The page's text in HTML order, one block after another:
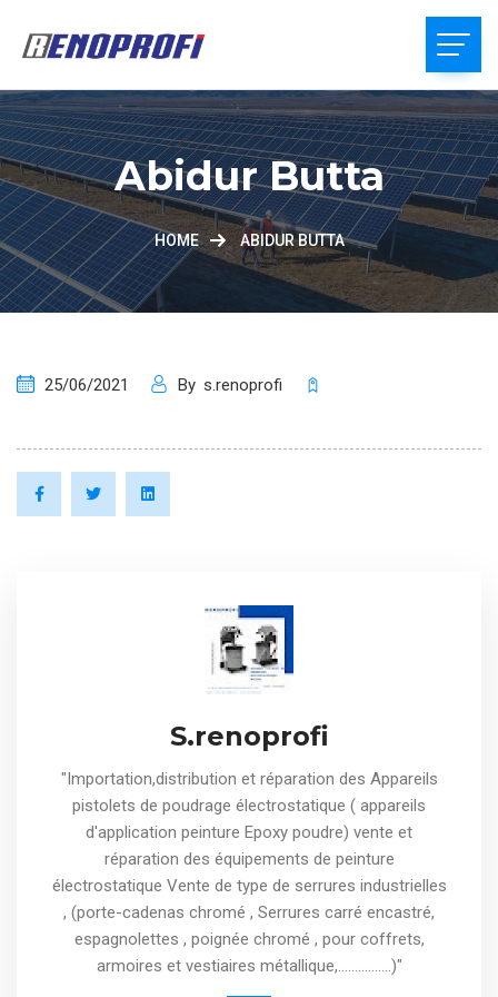
Abidur Butta
HOME ABIDUR BUTTA
25/06/2021 By s.renoprofi
S.renoprofi
"Importation,distribution et réparation des Appareils
pistolets de poudrage électrostatique ( appareils
d'application peinture Epoxy poudre) vente et
réparation des équipements de peinture
électrostatique Vente de type de serrures industrielles
, (porte-cadenas chromé , Serrures carré encastré,
espagnolettes , poignée chromé , pour coffrets,
armoires et vestiaires métallique,................)"